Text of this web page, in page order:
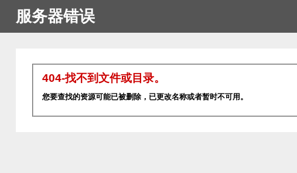
服务器错误
404-找不到文件或目录。
您要查找的资源可能已被删除，已更改名称或者暂时不可用。